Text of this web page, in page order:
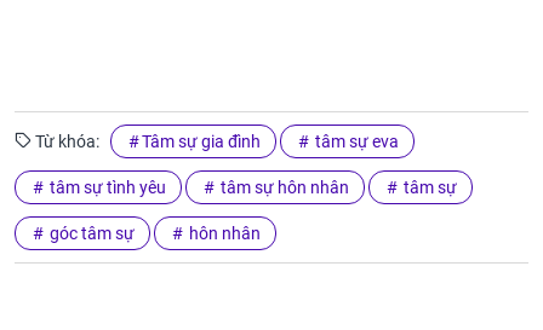
Từ khóa: Tâm sự gia đình tâm sự eva
tâm sự tình yêu tâm sự hôn nhân tâm sự
góc tâm sự hôn nhân